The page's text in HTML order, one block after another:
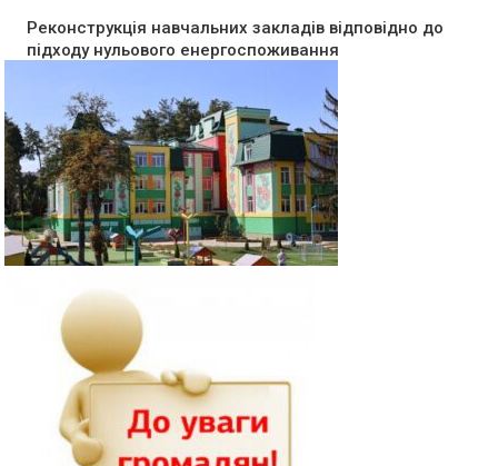
Реконструкція навчальних закладів відповідно до
підходу нульового енергоспоживання